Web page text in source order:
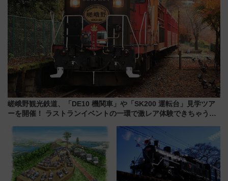
嵯峨野観光鉄道、「DE10 機関車」や「SK200 運転台」見学ツア
ーを開催！ ラストランイベントの一環で激レア体験できちゃうか